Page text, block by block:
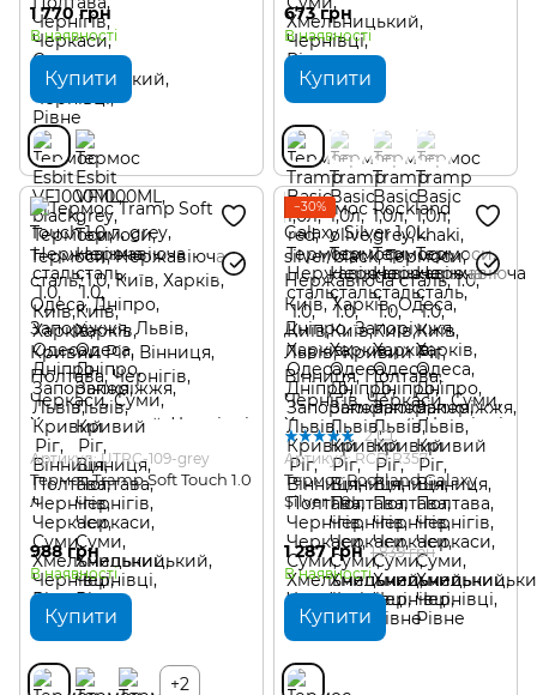
1 770 грн
В наявності
Купити
673 грн
В наявності
Купити
Артикул: UTRC-109-grey
Термос Tramp Soft Touch 1.0
л
988 грн
В наявності
Купити
+2
−30%
2
Артикул: RCD R357
Термос Rockland Galaxy
Silver 1.0L
1 287 грн 1 839 грн
В наявності
Купити